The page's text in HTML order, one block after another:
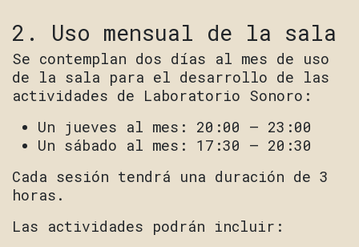
2. Uso mensual de la sala
Se contemplan dos días al mes de uso
de la sala para el desarrollo de las
actividades de Laboratorio Sonoro:
Un jueves al mes: 20:00 – 23:00
Un sábado al mes: 17:30 – 20:30
Cada sesión tendrá una duración de 3
horas.
Las actividades podrán incluir: